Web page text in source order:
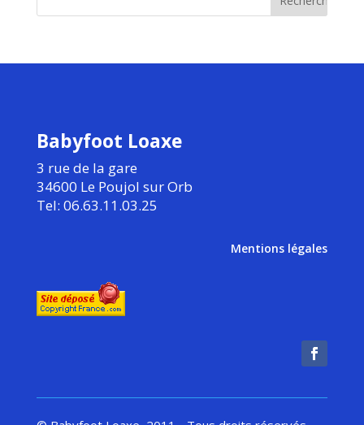
Babyfoot Loaxe
3 rue de la gare
34600 Le Poujol sur Orb
Tel: 06.63.11.03.25
Mentions légales